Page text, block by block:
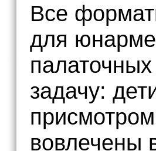
Все
для
задачу:
вовлечены